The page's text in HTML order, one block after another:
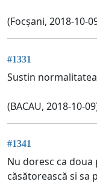
(Focșani, 2018-10-
#1331
Sustin
(BACAU, 2018-10-
#1341
Nu doresc ca doua
căsătorească si sa